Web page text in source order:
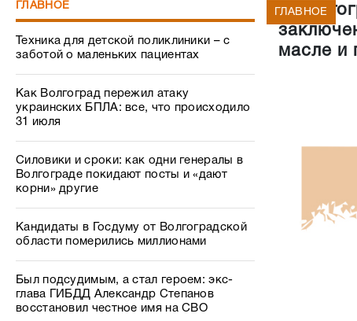
ГЛАВНОЕ
Техника для детской поликлиники – с
заботой о маленьких пациентах
Как Волгоград пережил атаку
украинских БПЛА: все, что происходило
31 июля
Силовики и сроки: как одни генералы в
Волгограде покидают посты и «дают
корни» другие
Кандидаты в Госдуму от Волгоградской
области померились миллионами
Был подсудимым, а стал героем: экс-
глава ГИБДД Александр Степанов
восстановил честное имя на СВО
В
масле и
ГЛАВНОЕ